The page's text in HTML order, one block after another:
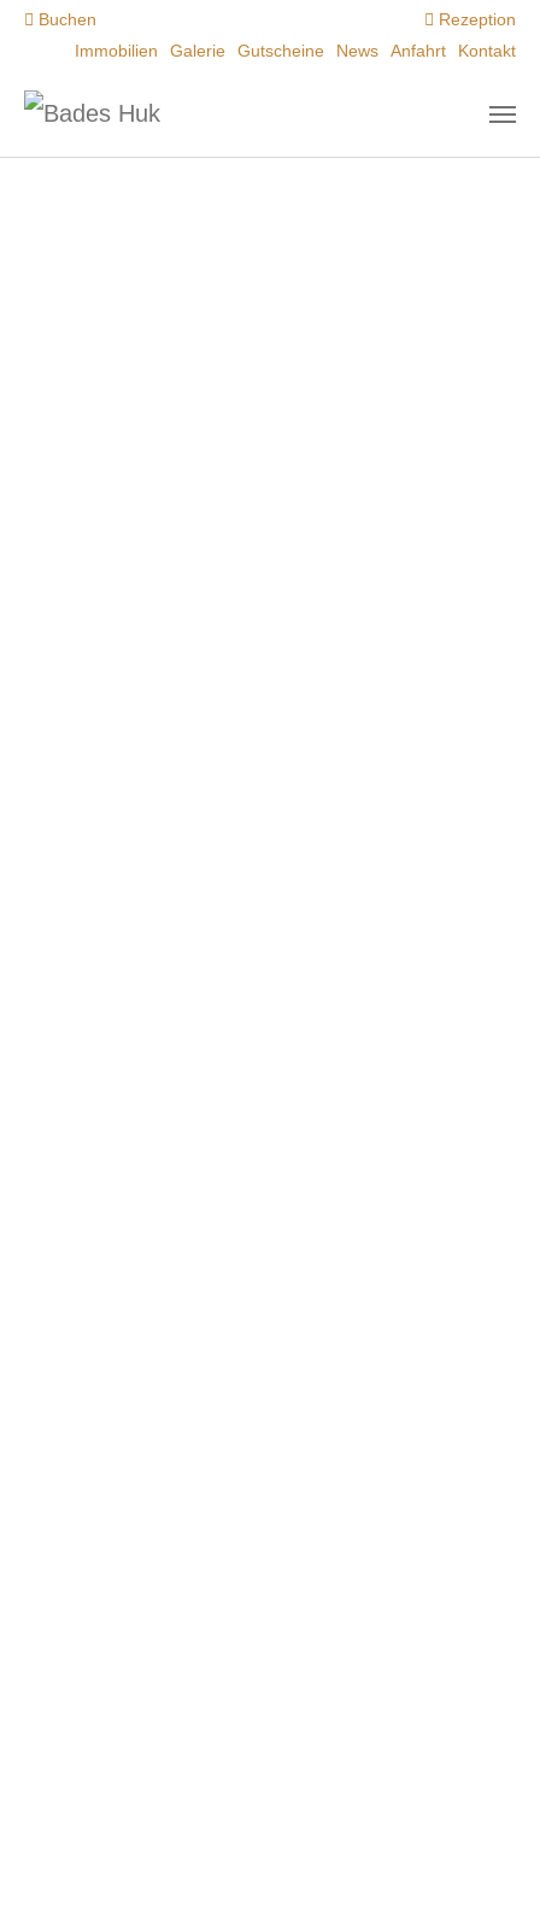
Zum Hauptinhalt springen
Buchen
Rezeption
Immobilien
Galerie Gutscheine News Anfahrt Kontakt